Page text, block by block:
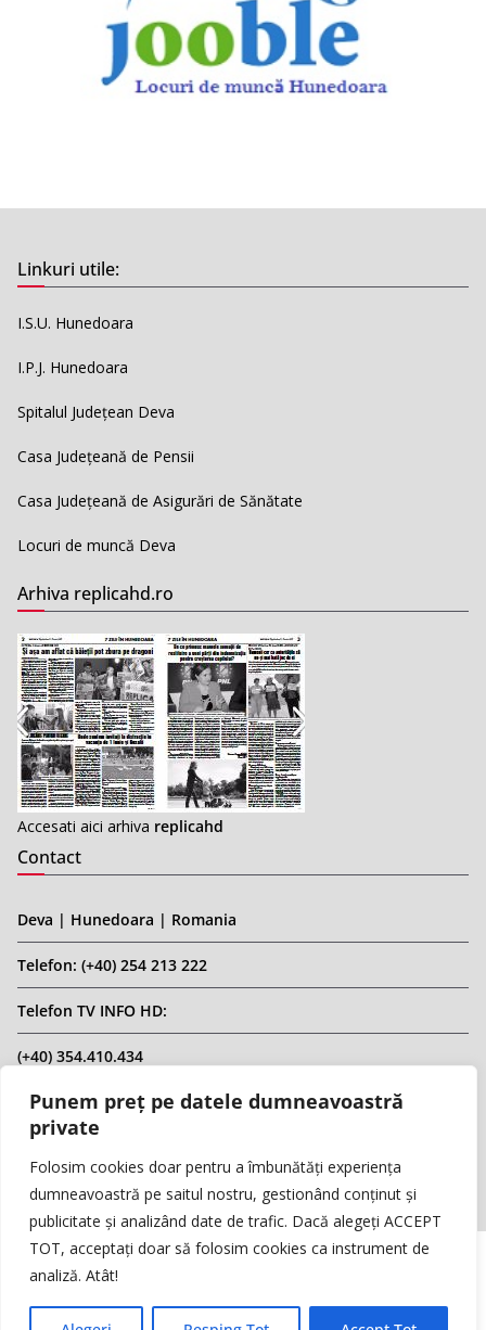
Punem preț pe datele dumneavoastră
private
Folosim cookies doar pentru a îmbunătăți experiența
dumneavoastră pe saitul nostru, gestionând conținut și
publicitate și analizând date de trafic. Dacă alegeți ACCEPT
TOT, acceptați doar să folosim cookies ca instrument de
analiză. Atât!
Linkuri utile:
I.S.U. Hunedoara
I.P.J. Hunedoara
Spitalul Județean Deva
Casa Județeană de Pensii
Casa Județeană de Asigurări de Sănătate
Locuri de muncă Deva
Arhiva replicahd.ro
Accesati aici arhiva replicahd
Contact
Deva | Hunedoara | Romania
Telefon: (+40) 254 213 222
Telefon TV INFO HD:
(+40) 354.410.434
Email: infohd20@gmail.com
Website: www.replicahd.ro